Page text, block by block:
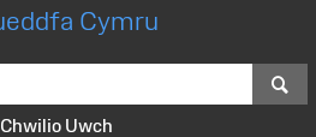
Cymru
Chwilio Uwch